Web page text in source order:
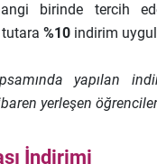
birinde tercih
%10 indirim
yapılan
yerleşen
İndirimi